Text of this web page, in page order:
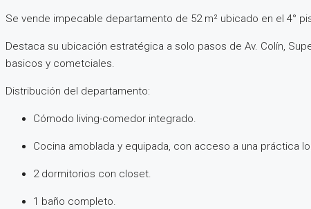
Se vende impecable departamento de 52 m² ubicado en el 4°
Destaca su ubicación estratégica a solo pasos de Av. Colín,
basicos y cometciales.
Distribución del departamento:
Cómodo living-comedor integrado.
Cocina amoblada y equipada, con acceso a una práctica
2 dormitorios con closet.
1 baño completo.